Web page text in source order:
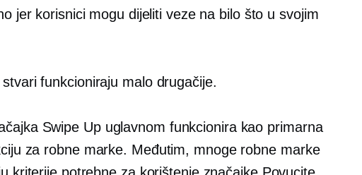
jer korisnici mogu dijeliti veze na bilo što u svojim
funkcioniraju malo drugačije.
Swipe Up uglavnom funkcionira kao primarna
za robne marke. Međutim, mnoge robne marke